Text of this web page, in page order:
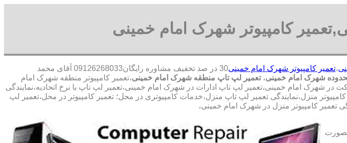
کامپیوتر شهرک امام خمینی
،تعمیر کامپیوتر شهرک امام خمینی
30 در صد تخفیف مشاوره رایگان09126268033 آقای محمد
شهرک امام خمینی، تعمیر لپ تاپ منطقه شهرک امام خمینی،تعمیر کامپیوتر منطقه شهرک امام
شهرک امام خمینی،تعمیر لپ تاپ ادارات در شهرک امام خمینی،تعمیر لپ تاپ با نرخ اتحادیه،نمایندگی
منزل،نمایندگی تعمیر لپ تاپ منزل،خدمات کامپیوتری در محل؛ تعمیر کامپیوتر در محل،تعمیر لپ
تعمیر کامپیوتر منزل در شهرک امام خمینی،
بوک بصورت